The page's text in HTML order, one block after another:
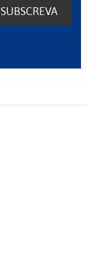
SUBSCREVA